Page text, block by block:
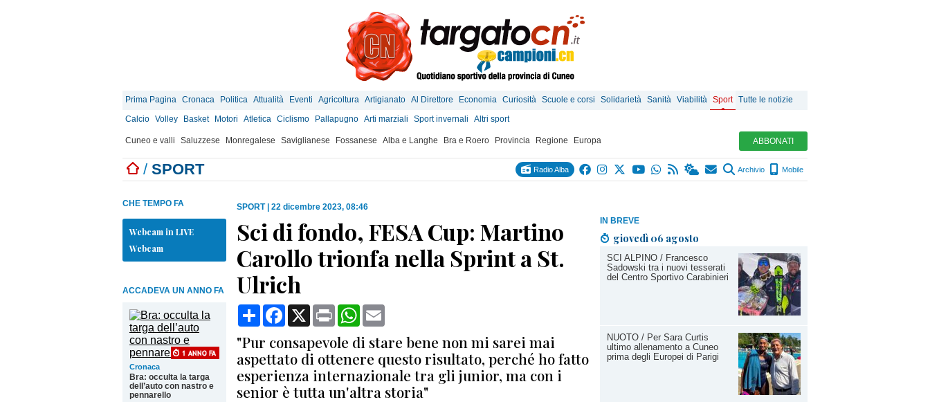
Prima Pagina Cronaca Politica Attualità Eventi Agricoltura Artigianato Al Direttore Economia Curiosità Scuole e corsi Solidarietà Sanità Viabilità Sport Tutte le notizie
Calcio Volley Basket Motori Atletica Ciclismo Pallapugno Arti marziali Sport invernali Altri sport
Cuneo e valli Saluzzese Monregalese Saviglianese Fossanese Alba e Langhe Bra e Roero Provincia Regione Europa ABBONATI
/ SPORT Radio Alba Archivio Mobile
IN BREVE
giovedì 06 agosto
SCI ALPINO / Francesco
Sadowski tra i nuovi tesserati
del Centro Sportivo Carabinieri
NUOTO / Per Sara Curtis
ultimo allenamento a Cuneo
prima degli Europei di Parigi
CHE TEMPO FA
Webcam in LIVE
Webcam
ACCADEVA UN ANNO FA
Cronaca
Bra: occulta la targa
dell’auto con nastro e
pennarello
SPORT| 22 dicembre 2023, 08:46
Sci di fondo, FESA Cup: Martino
Carollo trionfa nella Sprint a St.
Ulrich
CondividiFacebook
X Print WhatsApp
"Pur consapevole di stare bene non mi sarei mai
aspettato di ottenere questo risultato, perché ho fatto
esperienza internazionale tra gli junior, ma con i
senior è tutta un'altra storia"